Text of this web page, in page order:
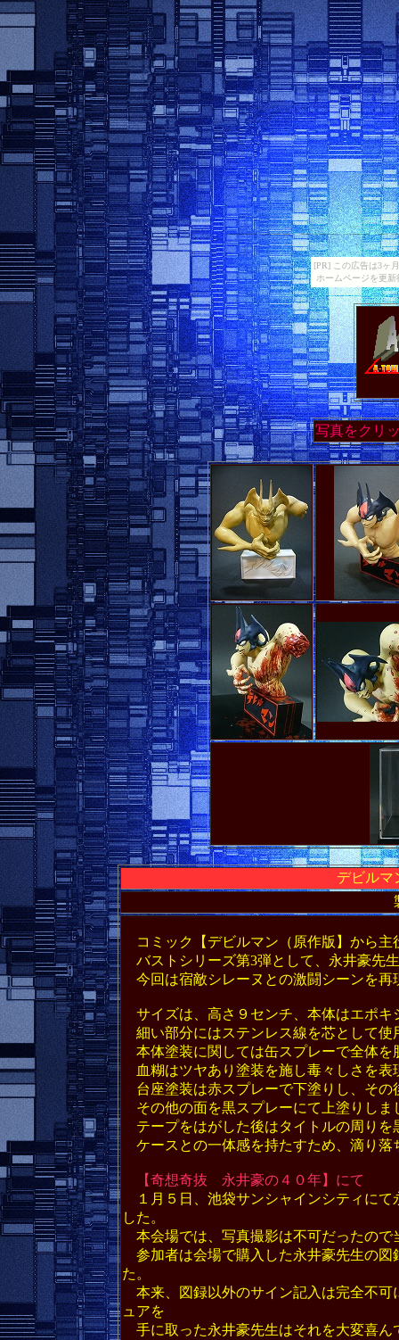
[PR] この広告は3ヶ
ホームページを更
写真をクリ
デビルマ
コミック【デビルマン（原作版】から主
バストシリーズ第3弾として、永井豪先
今回は宿敵シレーヌとの激闘シーンを再
サイズは、高さ９センチ、本体はエポキ
細い部分にはステンレス線を芯として使
本体塗装に関しては缶スプレーで全体を
血糊はツヤあり塗装を施し毒々しさを表
台座塗装は赤スプレーで下塗りし、その
その他の面を黒スプレーにて上塗りしま
テープをはがした後はタイトルの周りを
ケースとの一体感を持たすため、滴り落
【奇想奇抜 永井豪の４０年】にて
１月５日、池袋サンシャインシティにて
した。
本会場では、写真撮影は不可だったので
参加者は会場で購入した永井豪先生の図
た。
本来、図録以外のサイン記入は完全不可
ュアを
手に取った永井豪先生はそれを大変喜ん